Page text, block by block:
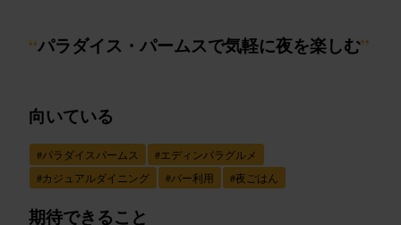
“パラダイス・パームスで気軽に夜を楽しむ”
向いている
#パラダイスパームス #エディンバラグルメ
#カジュアルダイニング #バー利用 #夜ごはん
期待できること